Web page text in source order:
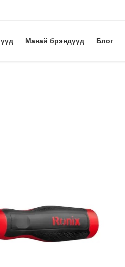
Манай брэндүүд Блог